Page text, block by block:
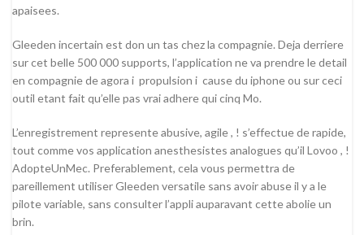
apaisees.
Gleeden incertain est don un tas chez la compagnie. Deja derriere
sur cet belle 500 000 supports, l’application ne va prendre le detail
en compagnie de agora i propulsion i cause du iphone ou sur ceci
outil etant fait qu’elle pas vrai adhere qui cinq Mo.
L’enregistrement represente abusive, agile , ! s’effectue de rapide,
tout comme vos application anesthesistes analogues qu’il Lovoo , !
AdopteUnMec. Preferablement, cela vous permettra de
pareillement utiliser Gleeden versatile sans avoir abuse il y a le
pilote variable, sans consulter l’appli auparavant cette abolie un
brin.